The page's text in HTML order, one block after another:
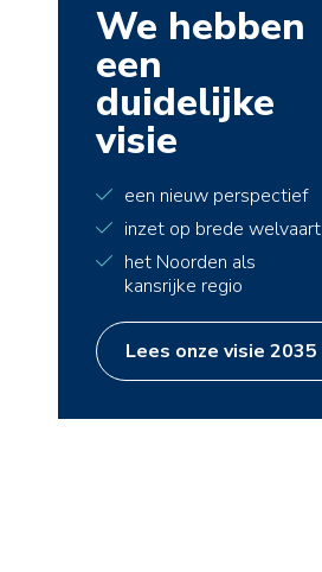
We hebben
een
duidelijke
visie
een nieuw perspectief
inzet op brede welvaart
het Noorden als
kansrijke regio
Lees onze visie 2035